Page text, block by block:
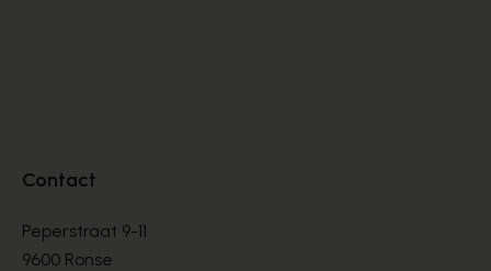
Contact
Peperstraat 9-11
9600 Ronse